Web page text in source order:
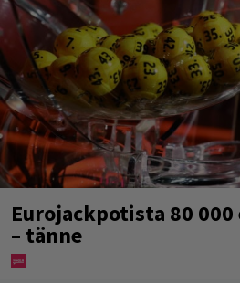
Eurojackpotista 80 000
– tänne